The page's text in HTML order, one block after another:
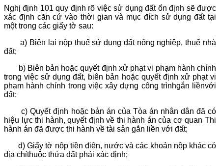
Nghị định 101 quy định rõ việc sử dụng đất ổn định sẽ được
xác định căn cứ vào thời gian và mục đích sử dụng đất tại
một trong các giấy tờ sau:
a) Biên lai nộp thuế sử dụng đất nông nghiệp, thuế nhà
đất;
b) Biên bản hoặc quyết định xử phạt vi phạm hành chính
trong việc sử dụng đất, biên bản hoặc quyết định xử phạt vi
phạm hành chính trong việc xây dựng công trìnhgắn liềnvới
đất;
c) Quyết định hoặc bản án của Tòa án nhân dân đã có
hiệu lực thi hành, quyết định về thi hành án của cơ quan Thi
hành án đã được thi hành về tài sản gắn liền với đất;
d) Giấy tờ nộp tiền điện, nước và các khoản nộp khác có
địa chỉthuộc thửa đất phải xác định;